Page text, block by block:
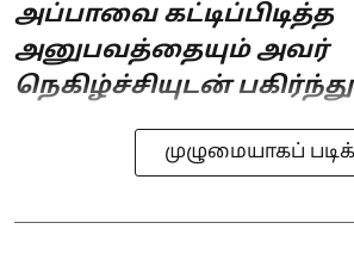
அப்பாவை கட்டிப்பிடித்த
அனுபவத்தையும் அவர்
நெகிழ்ச்சியுடன்
முழுமையாகப்